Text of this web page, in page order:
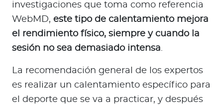
investigaciones que toma como referencia
WebMD, este tipo de calentamiento mejora
el rendimiento físico, siempre y cuando la
sesión no sea demasiado intensa.
La recomendación general de los expertos
es realizar un calentamiento específico para
el deporte que se va a practicar, y después